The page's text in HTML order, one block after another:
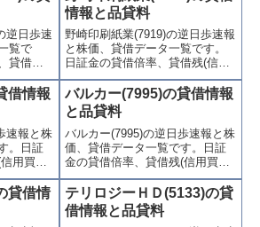
ど、空売
解でわ
してい
制(注意喚起・申込停止)など、空
売り関連情報を集計し、図解で
わかりやすくまとめて掲載して
います。
逆日歩速
覧で
貸借残
品貸料
高、規制
、空売
解でわ
してい
情報と品貸料
野崎印刷紙業(7919)の逆日歩速報
と株価、貸借データ一覧です。
日証金の貸借倍率、貸借残(信用
買残、信用売残)、品貸料(逆日
歩)、東証の週末残高、規制(注意
喚起・申込停止)など、空売り関
連情報を集計し、図解でわかり
やすくまとめて掲載していま
す。
借情報
速報と株
。日証
用買
逆日
制(注意
売り関
わかり
バルカー(7995)の貸借情報
と品貸料
バルカー(7995)の逆日歩速報と株
価、貸借データ一覧です。日証
金の貸借倍率、貸借残(信用買
残、信用売残)、品貸料(逆日
歩)、東証の週末残高、規制(注意
喚起・申込停止)など、空売り関
連情報を集計し、図解でわかり
貸借情
テリロジーＨＤ(5133)の貸
借情報と品貸料